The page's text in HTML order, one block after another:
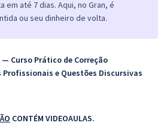
em até 7 dias. Aqui, no Gran, é
ou seu dinheiro de volta.
— Curso Prático de Correção
e Questões Discursivas
CONTÉM VIDEOAULAS.